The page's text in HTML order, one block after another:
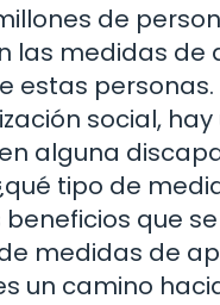
de
las medidas de
social,
alguna
tipo de
que
medidas de
un camino